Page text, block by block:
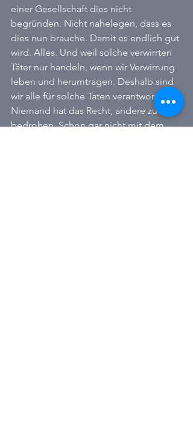
einer Gesellschaft dies nicht
begründen. Nicht nahelegen, dass es
dies nun brauche. Damit es endlich gut
wird. Alles. Und weil solche verwirrten
Täter nur handeln, wenn wir Verwirrung
leben und herumtragen. Deshalb sind
wir alle für solche Taten verantwortlich.
Niemand hat das Recht, andere zu
bedrohen. Schon gar nicht mit dem